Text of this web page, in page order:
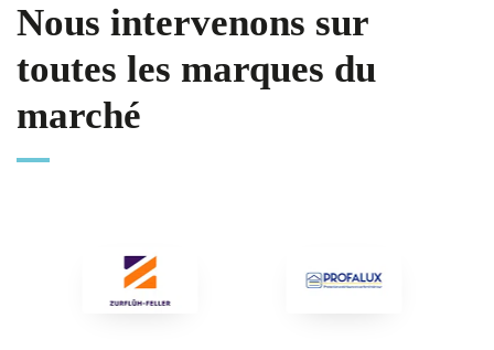
Nous intervenons sur
toutes les marques du
marché